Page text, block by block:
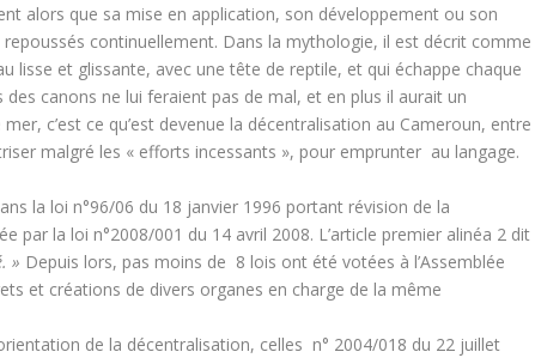
alors que sa mise en application, son développement ou son
continuellement. Dans la mythologie, il est décrit comme
lisse et glissante, avec une tête de reptile, et qui échappe chaque
canons ne lui feraient pas de mal, et en plus il aurait un
c’est ce qu’est devenue la décentralisation au Cameroun, entre
malgré les « efforts incessants », pour emprunter au langage.
la loi n°96/06 du 18 janvier 1996 portant révision de la
par la loi n°2008/001 du 14 avril 2008. L’article premier alinéa 2 dit
» Depuis lors, pas moins de 8 lois ont été votées à l’Assemblée
et créations de divers organes en charge de la même
de la décentralisation, celles n° 2004/018 du 22 juillet